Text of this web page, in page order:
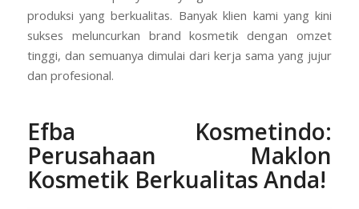
produksi yang berkualitas. Banyak klien kami yang kini
sukses meluncurkan brand kosmetik dengan omzet
tinggi, dan semuanya dimulai dari kerja sama yang jujur
dan profesional.
Efba Kosmetindo:
Perusahaan Maklon
Kosmetik Berkualitas Anda!